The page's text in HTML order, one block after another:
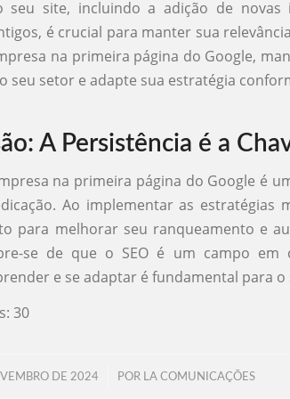
seu site, incluindo a adição de novas
é crucial para manter sua
na primeira página do Google,
seu setor e adapte sua estratégia
A Persistência é a
na primeira página do Google é
Ao implementar as estratégias
para melhorar seu ranqueamento e
se de que o SEO é um campo em
e se adaptar é fundamental para o
30
DE 2024
/ POR LA COMUNICAÇÕES